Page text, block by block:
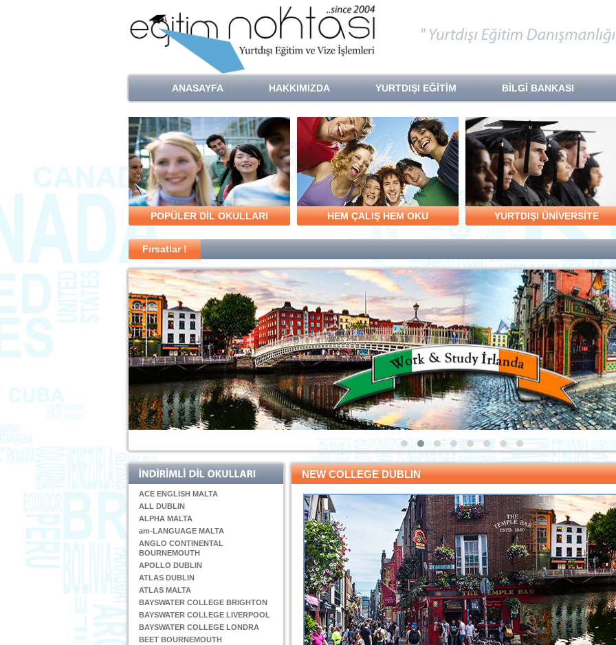
ANASAYFA HAKKIMIZDA YURTDIŞI EĞİTİM BİLGİ BANKASI
POPÜLER DİL OKULLARI HEM ÇALIŞ HEM OKU YURTDIŞI ÜNİVERSİTE
Fırsatlar !
ACE ENGLISH MALTA
ALL DUBLIN
ALPHA MALTA
am-LANGUAGE MALTA
ANGLO CONTINENTAL
BOURNEMOUTH
APOLLO DUBLIN
ATLAS DUBLIN
ATLAS MALTA
BAYSWATER COLLEGE BRIGHTON
BAYSWATER COLLEGE LIVERPOOL
BAYSWATER COLLEGE LONDRA
BEET BOURNEMOUTH
NEW COLLEGE DUBLIN